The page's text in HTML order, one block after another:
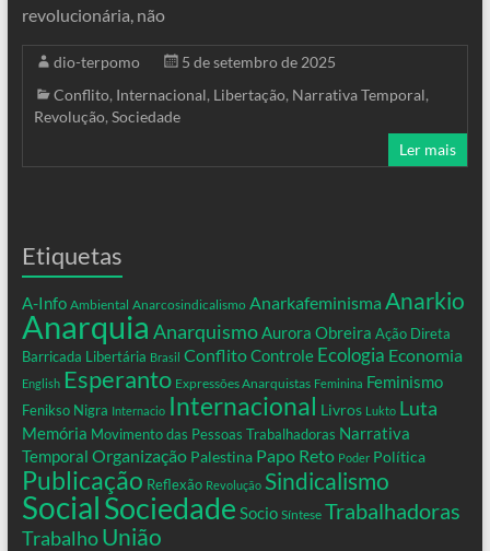
revolucionária, não
dio-terpomo
5 de setembro de 2025
Conflito, Internacional, Libertação, Narrativa Temporal,
Revolução, Sociedade
Ler mais
Etiquetas
A-Info Ambiental Anarcosindicalismo Anarkafeminisma Anarkio
Anarquia AnarquismoAurora Obreira Ação Direta
Barricada Libertária Brasil ConflitoControle Ecologia Economia
English Esperanto Expressões Anarquistas Feminina Feminismo
Fenikso Nigra Internacio Internacional Livros Lukto Luta
Memória Movimento das Pessoas Trabalhadoras Narrativa
Temporal Organização Palestina Papo Reto Poder Política
Publicação Reflexão Revolução Sindicalismo
SocialSociedade Socio Síntese Trabalhadoras
Trabalho União